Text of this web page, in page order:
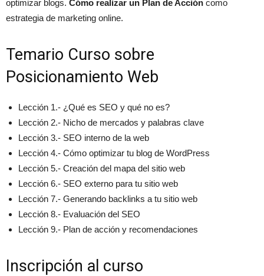
optimizar blogs. Cómo realizar un Plan de Acción como
estrategia de marketing online.
Temario Curso sobre
Posicionamiento Web
Lección 1.- ¿Qué es SEO y qué no es?
Lección 2.- Nicho de mercados y palabras clave
Lección 3.- SEO interno de la web
Lección 4.- Cómo optimizar tu blog de WordPress
Lección 5.- Creación del mapa del sitio web
Lección 6.- SEO externo para tu sitio web
Lección 7.- Generando backlinks a tu sitio web
Lección 8.- Evaluación del SEO
Lección 9.- Plan de acción y recomendaciones
Inscripción al curso